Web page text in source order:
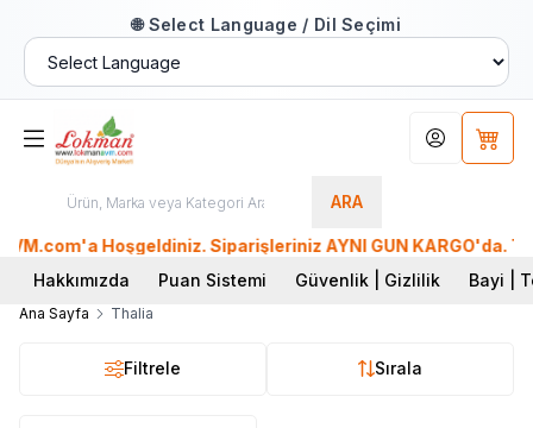
🌐 Select Language / Dil Seçimi
ARA
Hesabım
Hoşgeldiniz. Siparişleriniz AYNI GÜN KARGO'da.
Hakkımızda
Puan Sistemi Güvenlik | Gizlilik Bayi |
Ana Sayfa Thalia
Filtrele Sırala